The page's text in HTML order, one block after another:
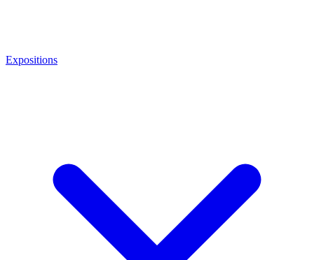
Expositions